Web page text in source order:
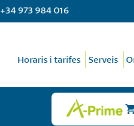
+34 973 984 016
Horaris i tarifes Serveis